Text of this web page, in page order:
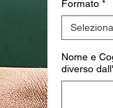
Formato *
Seleziona
Nome e
diverso